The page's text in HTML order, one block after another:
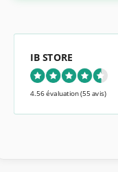
IB STORE
4.56 évaluation(55 avis)